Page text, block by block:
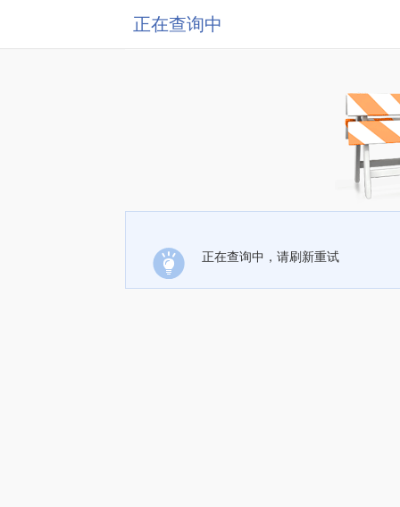
正在查询中
正在查询中，请刷新重试